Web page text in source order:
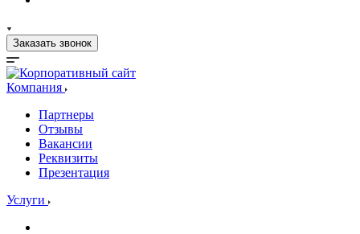
Заказать звонок
Компания
Партнеры
Отзывы
Вакансии
Реквизиты
Презентация
Услуги